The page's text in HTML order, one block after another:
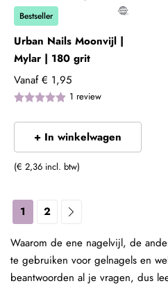
Bestseller
Urban Nails Moonvijl |
Mylar | 180 grit
Vanaf € 1,95
1 review
+ In winkelwagen
(€ 2,36 incl. btw)
1 2
Waarom de ene nagelvijl, de
te gebruiken voor gelnagels en
beantwoorden al je vragen, dus